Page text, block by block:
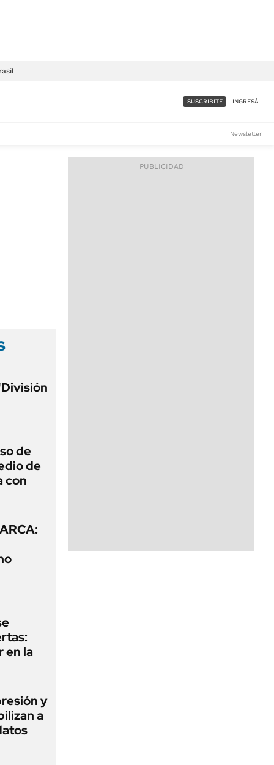
ACCESO FULL - $1.800/MES
SUSCRIBITE INGRESÁ
Newsletter
de
de
con
en la
y
a